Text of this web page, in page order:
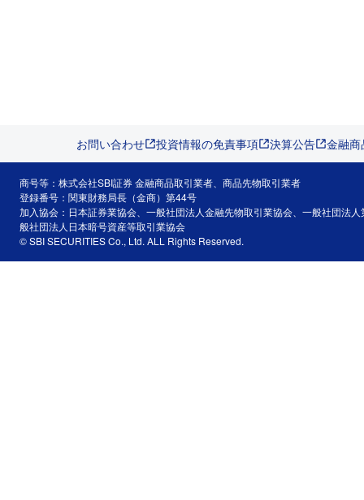
お問い合わせ 投資情報の免責事項 決算公告 金融
商号等：株式会社SBI証券 金融商品取引業者、商品先物取引業者
登録番号：関東財務局長（金商）第44号
加入協会：日本証券業協会、一般社団法人金融先物取引業協会、一般社団法
般社団法人日本暗号資産等取引業協会
© SBI SECURITIES Co., Ltd. ALL Rights Reserved.